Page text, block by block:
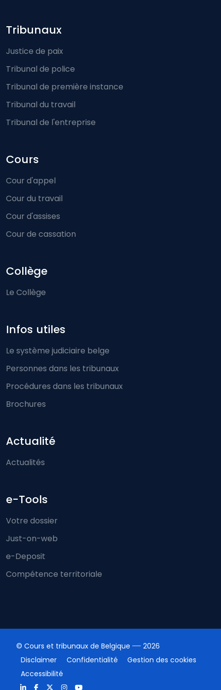
Footer-menu
Tribunaux
Justice de paix
Tribunal de police
Tribunal de première instance
Tribunal du travail
Tribunal de l'entreprise
Cours
Cour d'appel
Cour du travail
Cour d'assises
Cour de cassation
Collège
Le Collège
Infos utiles
Le système judiciaire belge
Personnes dans les tribunaux
Procédures dans les tribunaux
Brochures
Actualité
Actualités
e-Tools
Votre dossier
Just-on-web
e-Deposit
Compétence territoriale
© Cours et tribunaux de Belgique
2026
Disclaimer
Confidentialité
Gestion des cookies
Accessibilité